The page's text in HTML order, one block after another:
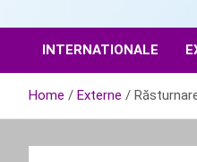
INTERNATIONALE
Home Externe